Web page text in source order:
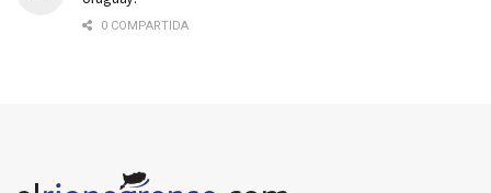
0 COMPARTIDA